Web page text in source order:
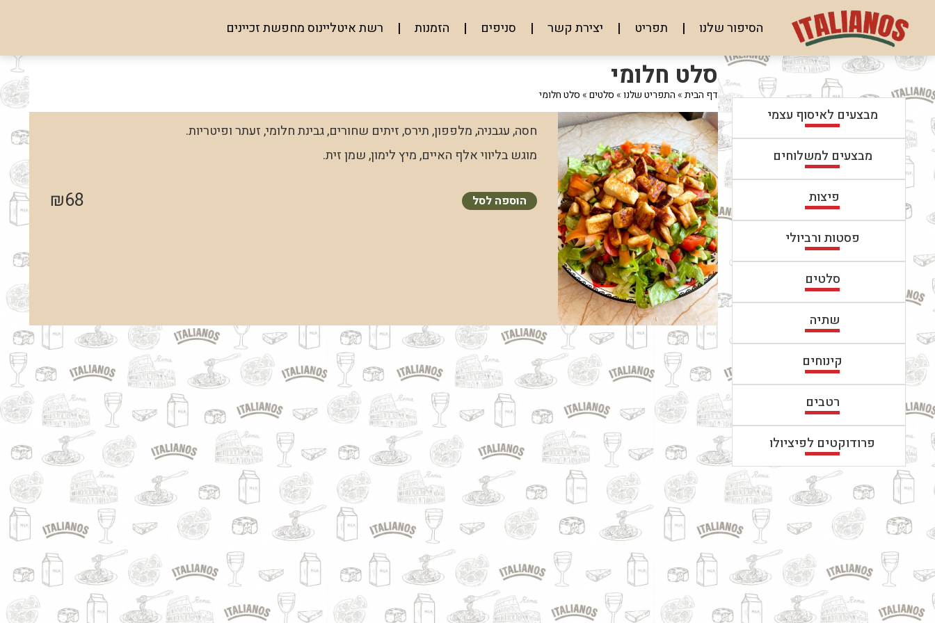
המרכזי
הסיפור שלנו תפריט יצירת קשר סניפים הזמנות רשת איטליינוס מחפשת זכיינים
מעבר
לתפריט
הקטגוריות
מעבר
המוצר
מבצעים לאיסוף עצמי
מבצעים למשלוחים
פיצות
פסטות ורביולי
סלטים
שתיה
קינוחים
רטבים
פרודוקטים לפיציולו
סלט חלומי
דף הבית»התפריט שלנו»סלטים»סלט חלומי
חסה, עגבניה, מלפפון, תירס, זיתים שחורים, גבינת חלומי, זעתר ופיטריות.
מוגש בליווי אלף האיים, מיץ לימון, שמן זית.
הוספה לסל 68
₪